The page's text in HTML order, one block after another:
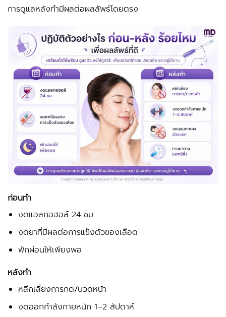
การดูแลหลังทำมีผลต่อผลลัพธ์โดยตรง
ก่อนทำ
งดแอลกอฮอล์ 24 ชม.
งดยาที่มีผลต่อการแข็งตัวของเลือด
พักผ่อนให้เพียงพอ
หลังทำ
หลีกเลี่ยงการกด/นวดหน้า
งดออกกำลังกายหนัก 1–2 สัปดาห์